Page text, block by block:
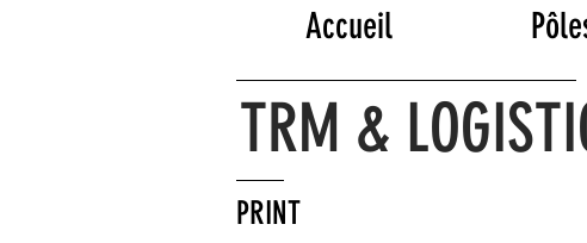
Accueil
PRINT​
TRM &